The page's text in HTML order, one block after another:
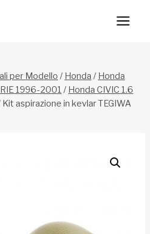
per Modello / Honda / Honda
1996-2001 / Honda CIVIC 1.6
Kit aspirazione in kevlar TEGIWA